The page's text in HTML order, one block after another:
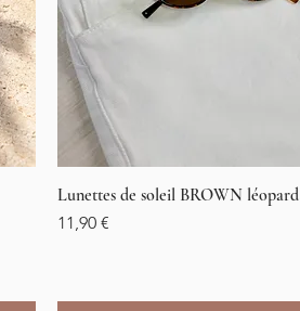
Aperçu rapide
Lunettes de soleil BROWN léopard
Prix
11,90 €